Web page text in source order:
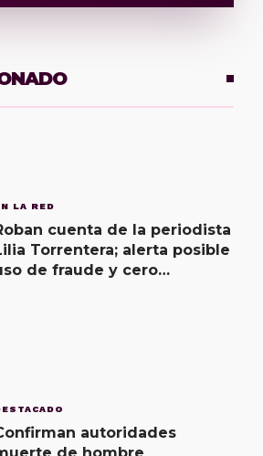
LA RED
cuenta de la periodista
Torrentera; alerta posible
de fraude y cero
autoridades